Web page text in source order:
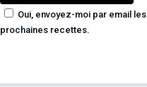
Oui, envoyez-moi par email les
prochaines recettes.